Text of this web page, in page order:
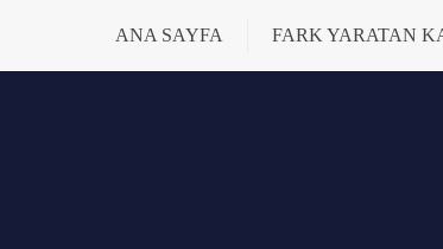
ANA SAYFA FARK YARATAN